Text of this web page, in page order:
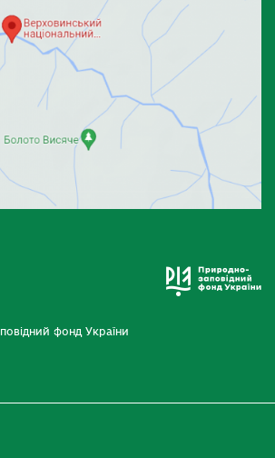
фонд України